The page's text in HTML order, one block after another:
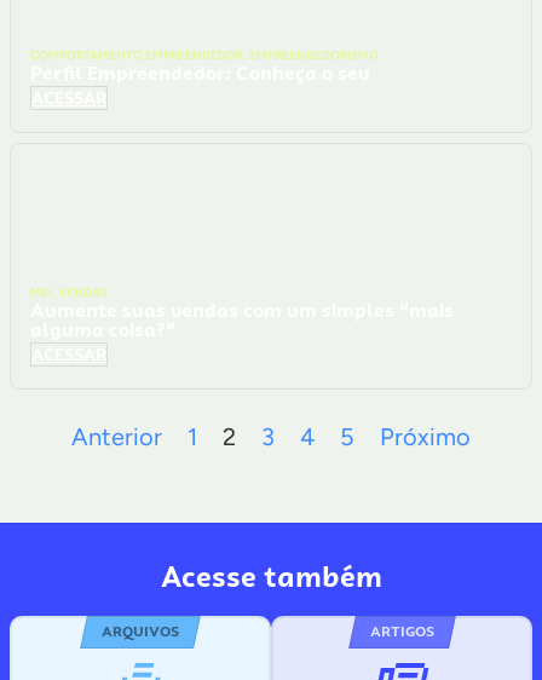
COMPORTAMENTO EMPREENDEDOR, EMPREENDEDORISMO
MEI, VENDAS
Anterior 1 2 3 4 5 Próximo
Acesse também
ARQUIVOS ARTIGOS